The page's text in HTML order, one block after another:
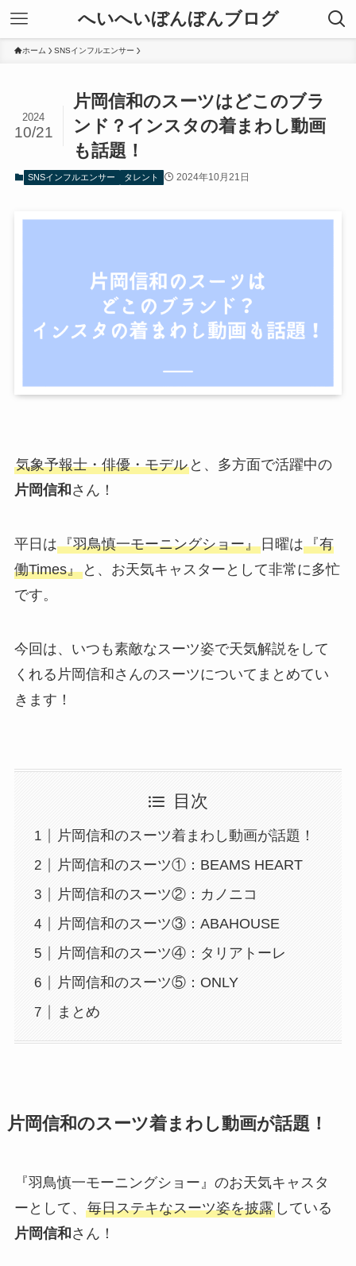
へいへいぼんぼんブログ
ホーム SNSインフルエンサー
片岡信和のスーツはどこのブラ
ンド？インスタの着まわし動画
も話題！
2024
10/21
SNSインフルエンサー タレント 2024年10月21日
気象予報士・俳優・モデルと、多方面で活躍中の
片岡信和 さん！
平日は『羽鳥慎一モーニングショー』日曜は『有
働Times』と、お天気キャスターとして非常に多忙
です。
今回は、いつも素敵なスーツ姿で天気解説をして
くれる片岡信和さんのスーツについてまとめてい
きます！
目次
片岡信和のスーツ着まわし動画が話題！
片岡信和のスーツ①：BEAMS HEART
片岡信和のスーツ②：カノニコ
片岡信和のスーツ③：ABAHOUSE
片岡信和のスーツ④：タリアトーレ
片岡信和のスーツ⑤：ONLY
まとめ
片岡信和のスーツ着まわし動画が話題！
『羽鳥慎一モーニングショー』のお天気キャスタ
ーとして、 毎日ステキなスーツ姿を披露している
片岡信和 さん！